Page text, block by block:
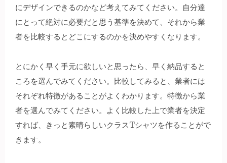
にデザインできるのかなど考えてみてください。自分達
にとって絶対に必要だと思う基準を決めて、それから業
者を比較するとどこにするのかを決めやすくなります。
とにかく早く手元に欲しいと思ったら、早く納品すると
ころを選んでみてください。比較してみると、業者には
それぞれ特徴があることがよくわかります。特徴から業
者を選んでみてください。よく比較した上で業者を決定
すれば、きっと素晴らしいクラスTシャツを作ることがで
きます。